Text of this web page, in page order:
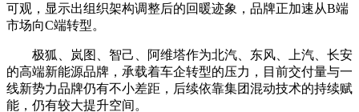
可观，显示出组织架构调整后的回暖迹象，品牌正加速从B端
市场向C端转型。
极狐、岚图、智己、阿维塔作为北汽、东风、上汽、长安
的高端新能源品牌，承载着车企转型的压力，目前交付量与一
线新势力品牌仍有不小差距，后续依靠集团混动技术的持续赋
能，仍有较大提升空间。